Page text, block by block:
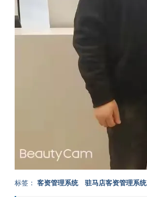
标签： 客资管理系统 驻马店客资管理系统